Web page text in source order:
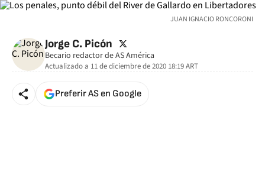
JUAN IGNACIO RONCORONI
Jorge C. Picón twitter
Becario redactor de AS América
Actualizado a 11 de diciembre de 2020 18:19ART
Preferir AS en Google